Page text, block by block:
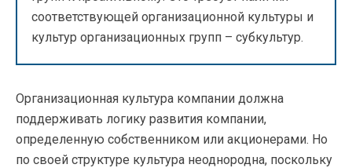
соответствующей организационной культуры и
культур организационных групп – субкультур.
Организационная культура компании должна
поддерживать логику развития компании,
определенную собственником или акционерами. Но
по своей структуре культура неоднородна, поскольку